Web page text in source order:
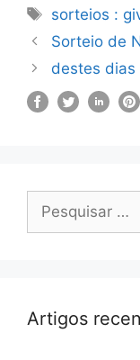
Etiquetas
sorteios :
Sorteio de
destes dias
Pesquisar
Artigos